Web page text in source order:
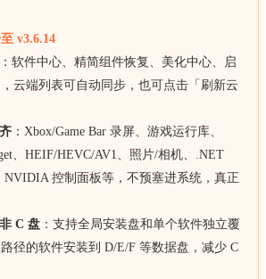
v3.6.14
：软件中心、精简组件恢复、美化中心、启
云端列表可自动同步，也可点击「刷新云
：Xbox/Game Bar 录屏、游戏运行库、
、HEIF/HEVC/AV1、照片/相机、.NET
NVIDIA 控制面板等，不预塞进系统，真正
C 盘 ：支持全局安装盘和单个软件独立覆
径的软件安装到 D/E/F 等数据盘，减少 C